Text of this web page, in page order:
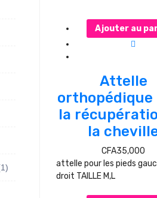
Ajouter au
Attelle
orthopédique
la
la
CFA35,000
attelle pour les pieds
droit TAILLE M,L